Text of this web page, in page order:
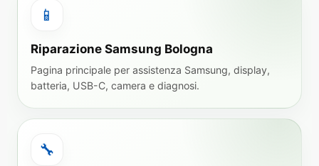
📱
Riparazione Samsung Bologna
Pagina principale per assistenza Samsung, display,
batteria, USB-C, camera e diagnosi.
🔧